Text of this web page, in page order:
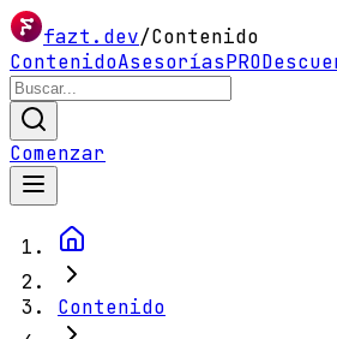
fazt.dev/Contenido
ContenidoAsesoríasPRO
Comenzar
Contenido